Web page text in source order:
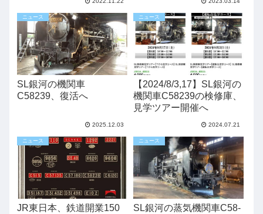
ニュース
SL銀河の機関車
C58239、復活へ
2025.12.03
ニュース
【2024/8/3,17】SL銀河の
機関車C58239の検修庫、
見学ツアー開催へ
2024.07.21
ニュース
JR東日本、鉄道開業150
ニュース
SL銀河の蒸気機関車C58-